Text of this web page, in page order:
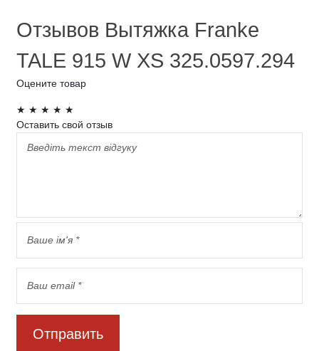
Отзывов Вытяжка Franke
TALE 915 W XS 325.0597.294
Оцените товар
★ ★ ★ ★ ★
Оставить свой отзыв
Отправить